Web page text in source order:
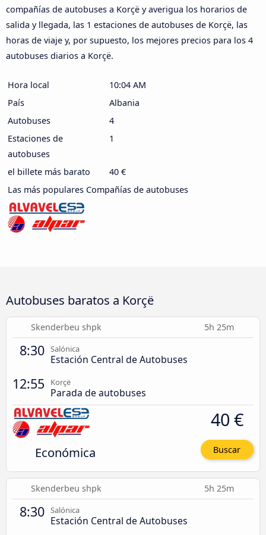
compañías de autobuses a Korçë y averigua los horarios de
salida y llegada, las 1 estaciones de autobuses de Korçë, las
horas de viaje y, por supuesto, los mejores precios para los 4
autobuses diarios a Korçë.
Hora local
10:04 AM
País
Albania
Autobuses
4
Estaciones de
autobuses
1
el billete más barato
40 €
Las más populares Compañías de autobuses
Autobuses baratos a Korçë
Skenderbeu shpk 5h 25m
8:30 Salónica
Estación Central de Autobuses
12:55 Korçë
Parada de autobuses
Económica
40 €
Buscar
Skenderbeu shpk 5h 25m
8:30 Salónica
Estación Central de Autobuses